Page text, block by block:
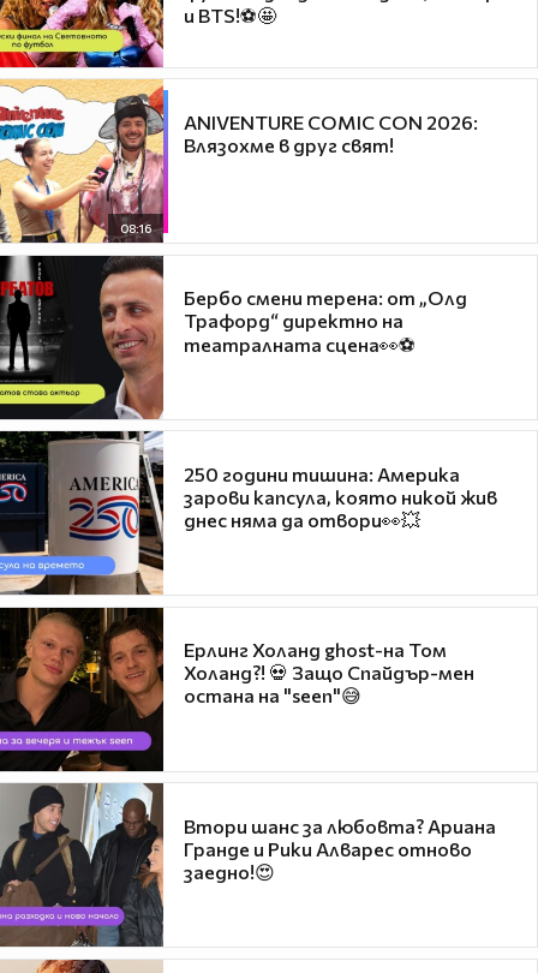
и BTS!⚽🤩
08:16
ANIVENTURE COMIC CON 2026:
Влязохме в друг свят!
Бербо смени терена: от „Олд
Трафорд“ директно на
театралната сцена👀⚽
250 години тишина: Америка
зарови капсула, която никой жив
днес няма да отвори👀💥
Ерлинг Холанд ghost-на Том
Холанд?! 💀 Защо Спайдър-мен
остана на "seen"😅
Втори шанс за любовта? Ариана
Гранде и Рики Алварес отново
заедно!😍